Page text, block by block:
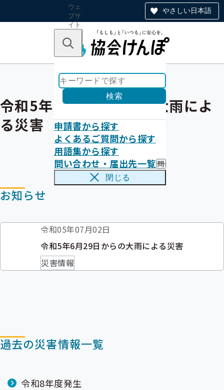
やさしい日本語
ウェ
ブサ
イト
のナ
ン
キーワードで探す
検索
申請書から探す
よくあるご質問から探す
用語集から探す
問い合わせ・届出先一覧 問
い
一
サ
閉じる
令和5年6月29日からの大雨によ
る災害
お知らせ
令和05年07月02日
令和5年6月29日からの大雨による災害
災害情報
過去の災害情報一覧
令和8年度発生